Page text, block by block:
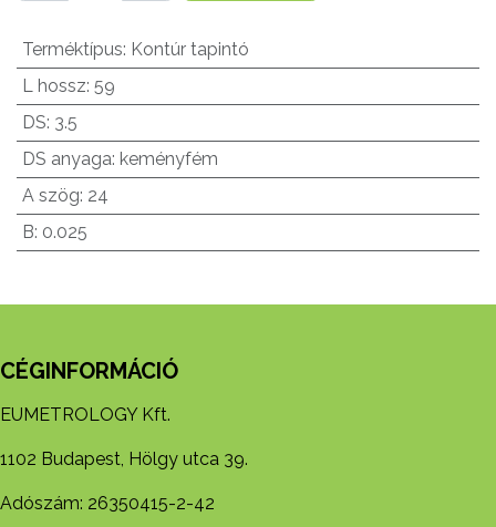
Terméktípus: Kontúr tapintó
L hossz: 59
DS: 3.5
DS anyaga: keményfém
A szög: 24
B: 0.025
CÉGINFORMÁCIÓ
EUMETROLOGY Kft.
1102 Budapest, Hölgy utca 39.
Adószám: 26350415-2-42